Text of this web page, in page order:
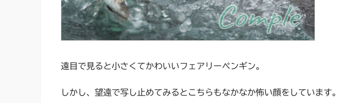
遠目で見ると小さくてかわいいフェアリーペンギン。
しかし、望遠で写し止めてみるとこちらもなかなか怖い顔をしています。